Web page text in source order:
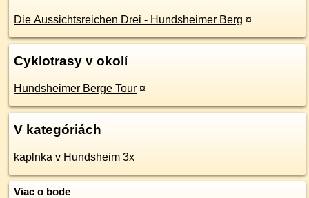
Die Aussichtsreichen Drei - Hundsheimer Berg ¤
Cyklotrasy v okolí
Hundsheimer Berge Tour ¤
V kategóriách
kaplnka v Hundsheim 3x
Viac o bode